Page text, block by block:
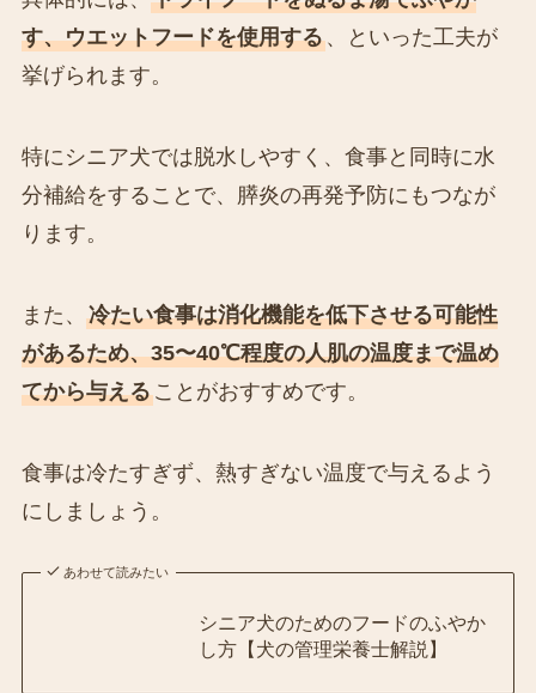
す、ウエットフードを使用する、といった工夫が
挙げられます。
特にシニア犬では脱水しやすく、食事と同時に水
分補給をすることで、膵炎の再発予防にもつなが
ります。
また、 冷たい食事は消化機能を低下させる可能性
があるため、35〜40℃程度の人肌の温度まで温め
てから与えることがおすすめです。
食事は冷たすぎず、熱すぎない温度で与えるよう
にしましょう。
あわせて読みたい
シニア犬のためのフードのふやか
し方【犬の管理栄養士解説】